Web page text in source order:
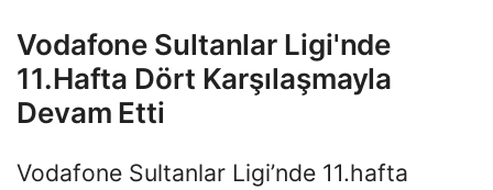
Vodafone Sultanlar Ligi'nde
11.Hafta Dört Karşılaşmayla
Devam Etti
Vodafone Sultanlar Ligi’nde 11.hafta